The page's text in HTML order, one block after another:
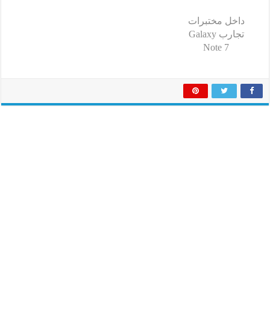
داخل مختبرات
تجارب Galaxy
Note 7